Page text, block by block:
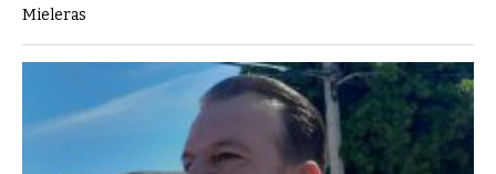
Mieleras